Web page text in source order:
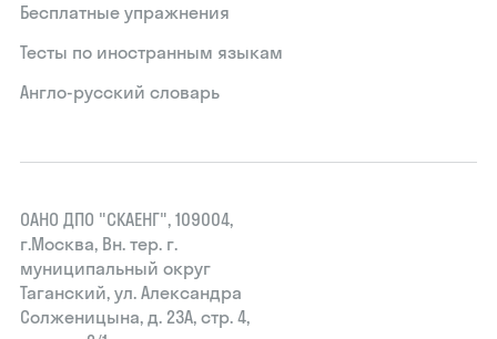
Бесплатные упражнения
Тесты по иностранным языкам
Англо-русский словарь
ОАНО ДПО "СКАЕНГ", 109004,
г.Москва, Вн. тер. г.
муниципальный округ
Таганский, ул. Александра
Солженицына, д. 23А, стр. 4,